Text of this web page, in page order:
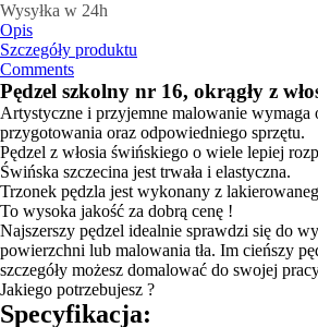
Wysyłka w 24h
Opis
Szczegóły produktu
Comments
Pędzel szkolny nr 16, okrągły z
Artystyczne i przyjemne malowanie wymaga
przygotowania oraz odpowiedniego sprzętu.
Pędzel z włosia świńskiego o wiele lepiej
Świńska szczecina jest trwała i elastyczna.
Trzonek pędzla jest wykonany z
To wysoka jakość za dobrą cenę !
Najszerszy pędzel idealnie sprawdzi się do
powierzchni lub malowania tła. Im cieńszy
szczegóły możesz domalować do swojej
Jakiego potrzebujesz ?
Specyfikacja: